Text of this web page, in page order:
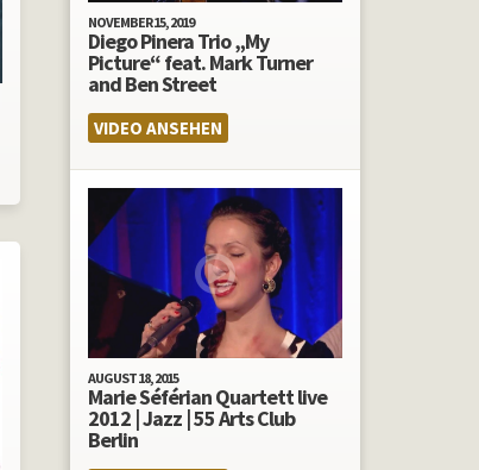
NOVEMBER 15, 2019
Diego Pinera Trio „My
Picture“ feat. Mark Turner
and Ben Street
VIDEO ANSEHEN
AUGUST 18, 2015
Marie Séférian Quartett live
2012 | Jazz | 55 Arts Club
Berlin